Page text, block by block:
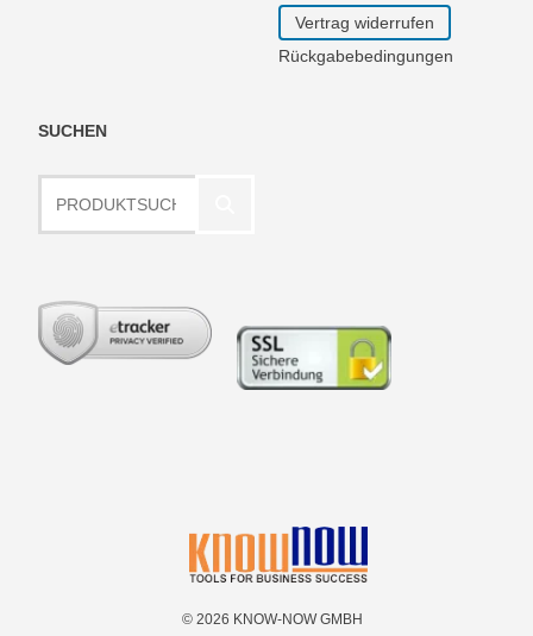
Vertrag widerrufen
Rückgabebedingungen
SUCHEN
Produktsuche
© 2026 KNOW-NOW GMBH